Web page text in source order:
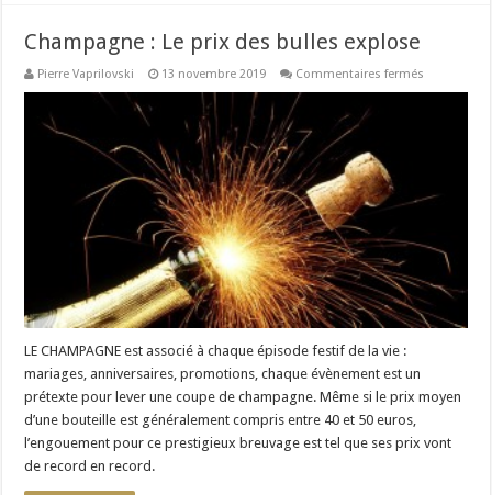
Champagne : Le prix des bulles explose
Pierre Vaprilovski 13 novembre 2019 Commentaires fermés
LE CHAMPAGNE est associé à chaque épisode festif de la vie :
mariages, anniversaires, promotions, chaque évènement est un
prétexte pour lever une coupe de champagne. Même si le prix moyen
d’une bouteille est généralement compris entre 40 et 50 euros,
l’engouement pour ce prestigieux breuvage est tel que ses prix vont
de record en record.